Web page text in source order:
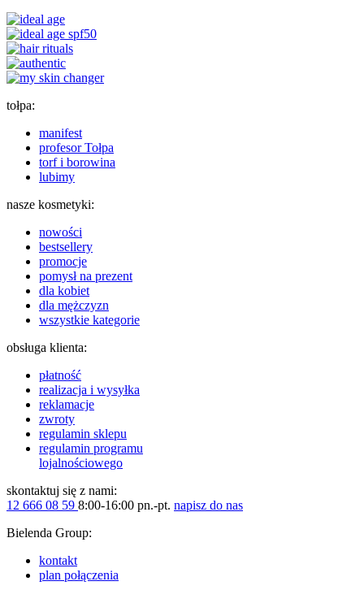
tołpa:
manifest
profesor Tołpa
torf i borowina
lubimy
nasze kosmetyki:
nowości
bestsellery
promocje
pomysł na prezent
dla kobiet
dla mężczyzn
wszystkie kategorie
obsługa klienta:
płatność
realizacja i wysyłka
reklamacje
zwroty
regulamin sklepu
regulamin programu
lojalnościowego
skontaktuj się z nami:
12 666 08 59 8:00-16:00 pn.-pt. napisz do nas
Bielenda Group:
kontakt
plan połączenia